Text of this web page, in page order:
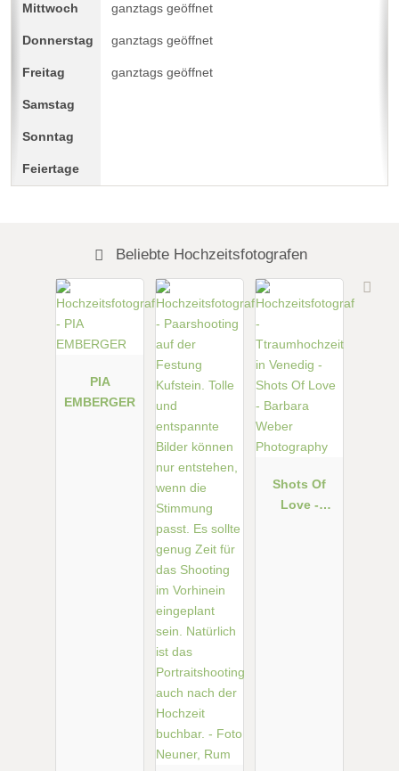
ganztags geöffnet
ganztags geöffnet
ganztags geöffnet
Beliebte Hochzeitsfotografen
PIA
EMBERGER
Shots Of
Love -